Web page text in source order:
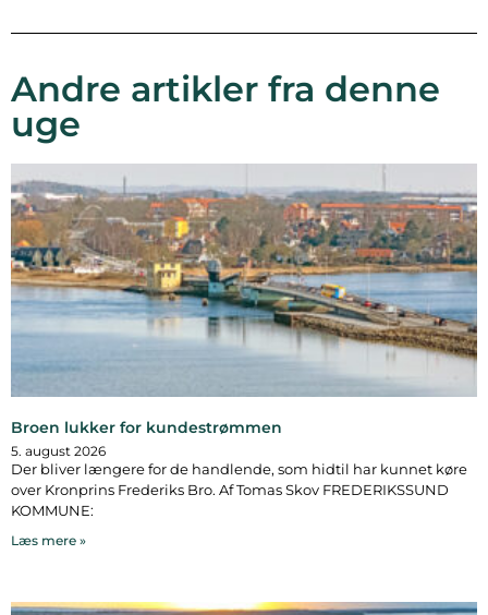
Andre artikler fra denne
uge
Broen lukker for kundestrømmen
5. august 2026
Der bliver længere for de handlende, som hidtil har kunnet køre
over Kronprins Frederiks Bro. Af Tomas Skov FREDERIKSSUND
KOMMUNE:
Læs mere »